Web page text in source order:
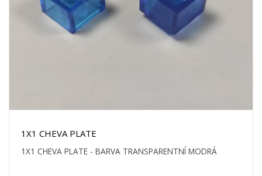
1X1 CHEVA PLATE
1X1 CHEVA PLATE - BARVA TRANSPARENTNÍ MODRÁ